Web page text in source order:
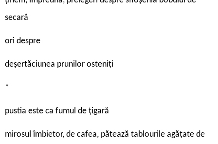
secară
ori despre
deșertăciunea prunilor osteniți
*
pustia este ca fumul de țigară
mirosul îmbietor, de cafea, pătează tablourile agățate de